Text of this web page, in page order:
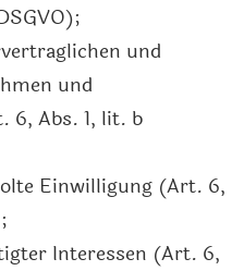
und
und
6, Abs. 1, lit. b
Einwilligung (Art. 6,
Interessen (Art. 6,